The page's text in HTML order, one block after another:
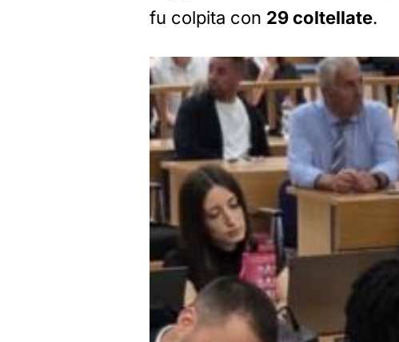
fu colpita con 29 coltellate.